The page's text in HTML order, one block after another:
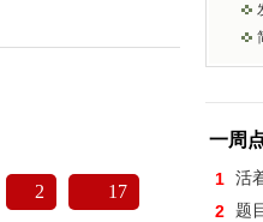
2 17
一周
1 活
2 题